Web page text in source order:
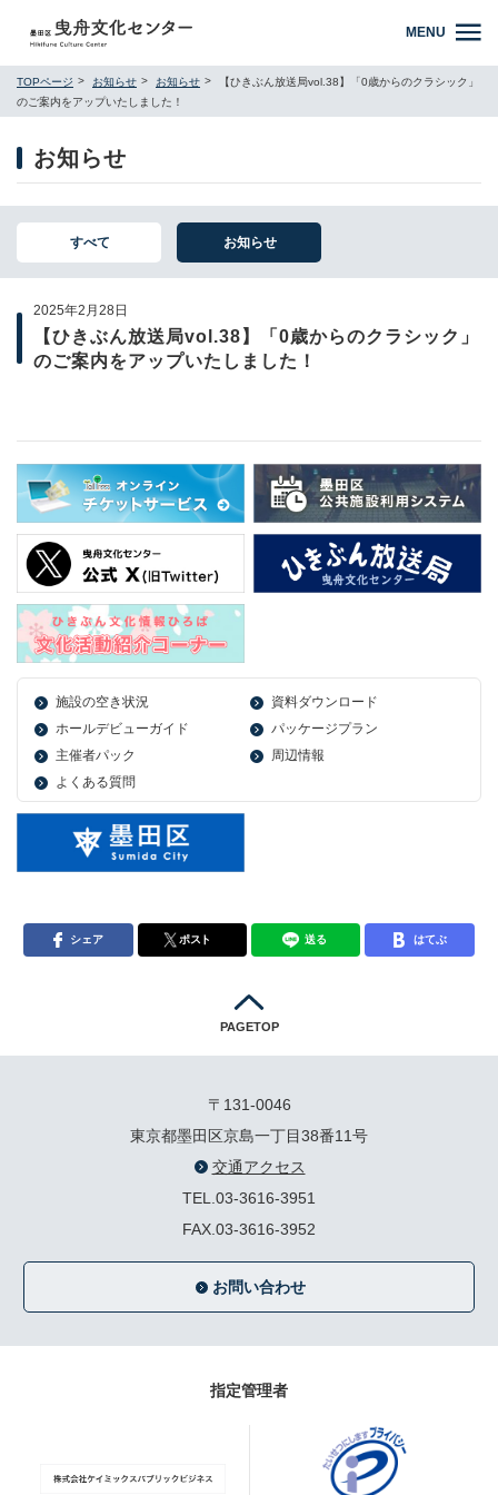
MENU
TOPページ お知らせ お知らせ
【ひきぶん放送局vol.38】「0歳からのクラシック」
のご案内をアップいたしました！
お知らせ
すべて お知らせ
2025年2月28日
【ひきぶん放送局vol.38】「0歳からのクラシック」
のご案内をアップいたしました！
施設の空き状況
資料ダウンロード
ホールデビューガイド
パッケージプラン
主催者パック
周辺情報
よくある質問
シェア ポスト 送る はてぶ
PAGETOP
〒131-0046
東京都墨田区京島一丁目38番11号
交通アクセス
TEL.03-3616-3951
FAX.03-3616-3952
お問い合わせ
指定管理者